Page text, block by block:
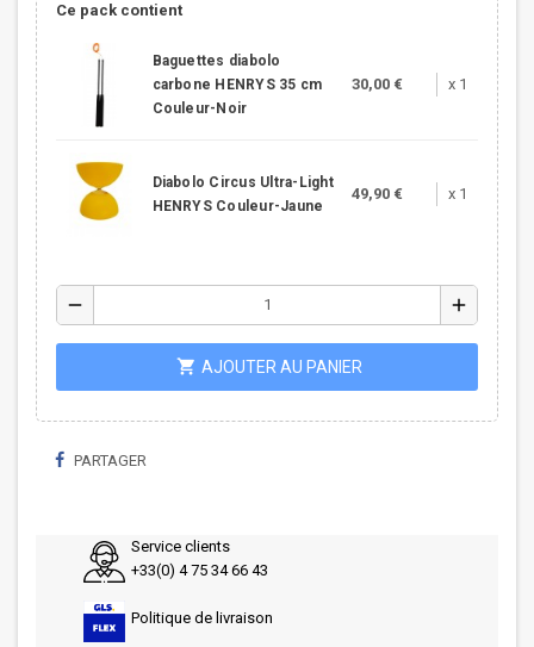
Ce pack contient
Baguettes diabolo
carbone HENRYS 35 cm
Couleur-Noir
30,00 € x 1
Diabolo Circus Ultra-Light
HENRYS Couleur-Jaune
49,90 € x 1
remove add
shopping_cart AJOUTER AU PANIER
PARTAGER
Service clients
+33(0) 4 75 34 66 43
Politique de livraison